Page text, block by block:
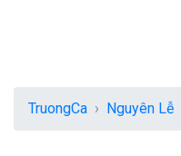
TruongCa Nguyên Lễ